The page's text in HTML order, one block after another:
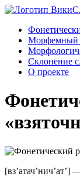
Морфемный
Склонение
О проекте
[вз’атач’нич’ат’]